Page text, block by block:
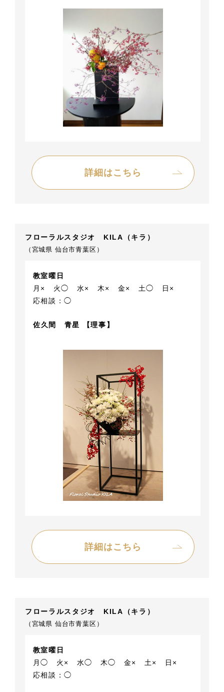
詳細はこちら
フローラルスタジオ KILA（キラ）
（宮城県 仙台市青葉区）
教室曜日
月×
火◯ 水× 木× 金× 土◯
日×
応相談：◯
佐久間 青星 【理事】
詳細はこちら
フローラルスタジオ KILA（キラ）
（宮城県 仙台市青葉区）
教室曜日
月◯
火× 水◯ 木◯ 金× 土×
日×
応相談：◯